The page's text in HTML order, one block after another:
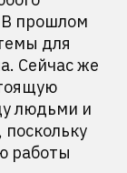
прошлом
для
Сейчас же
людьми и
работы